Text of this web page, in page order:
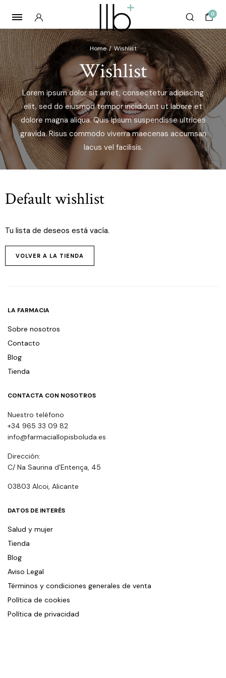
0
Home Wishlist
Wishlist
Lorem ipsum dolor sit amet, consectetur adipiscing
elit, sed do eiusmod tempor incididunt ut labore et
dolore magna aliqua. Quis ipsum suspendisse ultrices
gravida. Risus commodo viverra maecenas accumsan
lacus vel facilisis.
Default wishlist
Tu lista de deseos está vacía.
VOLVER A LA TIENDA
LA FARMACIA
Sobre nosotros
Contacto
Blog
Tienda
CONTACTA CON NOSOTROS
Nuestro teléfono
+34 965 33 09 82
info@farmaciallopisboluda.es
Dirección:
C/ Na Saurina d’Entença, 45
03803 Alcoi, Alicante
DATOS DE INTERÉS
Salud y mujer
Tienda
Blog
Aviso Legal
Términos y condiciones generales de venta
Política de cookies
Política de privacidad